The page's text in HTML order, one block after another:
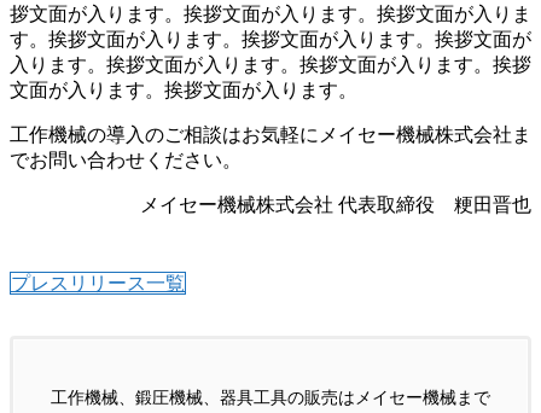
拶文面が入ります。挨拶文面が入ります。挨拶文面が入りま
す。挨拶文面が入ります。挨拶文面が入ります。挨拶文面が
入ります。挨拶文面が入ります。挨拶文面が入ります。挨拶
文面が入ります。挨拶文面が入ります。
工作機械の導入のご相談はお気軽にメイセー機械株式会社ま
でお問い合わせください。
メイセー機械株式会社 代表取締役 粳田晋也
プレスリリース一覧
工作機械、鍛圧機械、器具工具の販売はメイセー機械まで